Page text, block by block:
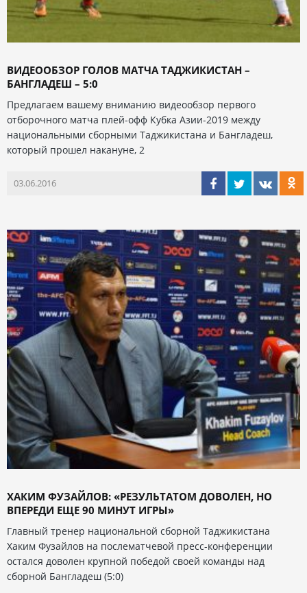
ВИДЕООБЗОР ГОЛОВ МАТЧА ТАДЖИКИСТАН –
БАНГЛАДЕШ – 5:0
Предлагаем вашему вниманию видеообзор первого
отборочного матча плей-офф Кубка Азии-2019 между
национальными сборными Таджикистана и Бангладеш,
который прошел накануне, 2
03.06.2016
ХАКИМ ФУЗАЙЛОВ: «РЕЗУЛЬТАТОМ ДОВОЛЕН, НО
ВПЕРЕДИ ЕЩЕ 90 МИНУТ ИГРЫ»
Главный тренер национальной сборной Таджикистана
Хаким Фузайлов на послематчевой пресс-конференции
остался доволен крупной победой своей команды над
сборной Бангладеш (5:0)